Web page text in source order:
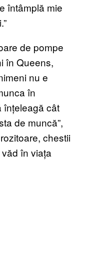
întâmplă mie
de pompe
în Queens,
nu e
în
înțeleagă cât
de muncă”,
chestii
în viața